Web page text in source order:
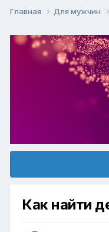
Главная Для мужчин
Как найти